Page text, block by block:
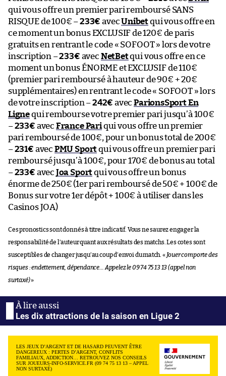
qui vous offre un premier pari remboursé SANS
RISQUE de 100€ –233€ avecUnibetqui vous offre en
ce moment un bonus EXCLUSIF de 120€ de paris
gratuits en rentrant le code « SOFOOT » lors de votre
inscription –233€ avec NetBetqui vous offre en ce
moment un bonus ÉNORME et EXCLUSIF de 110€
(premier pari remboursé à hauteur de 90€ + 20€
supplémentaires) en rentrant le code « SOFOOT » lors
de votre inscription –242€ avecParionsSport En
Lignequi rembourse votre premier pari jusqu’à 100€
–233€ avec France Pariqui vous offre un premier
pari remboursé de 100€, pour un bonus total de 200€
–231€ avec PMU Sportqui vous offre un premier pari
remboursé jusqu’à 100€, pour 170€ de bonus au total
–233€ avec Joa Sportqui vous offre un bonus
énorme de 250€ (1er pari remboursé de 50€ + 100€ de
Bonus sur votre 1er dépôt + 100€ à utiliser dans les
Casinos JOA)
Ces pronostics sont donnés à titre indicatif. Vous ne saurez engager la
responsabilité de l’auteur quant aux résultats des matchs. Les cotes sont
susceptibles de changer jusqu’au coup d’envoi du match. « Jouer comporte des
risques : endettement, dépendance… Appelez le 09 74 75 13 13 (appel non
surtaxé)»
Les dix attractions de la saison en Ligue 2
LES JEUX D’ARGENT ET DE HASARD PEUVENT ÊTRE
DANGEREUX : PERTES D’ARGENT, CONFLITS
FAMILIAUX, ADDICTION… RETROUVEZ NOS CONSEILS
SUR JOUEURS-INFO-SERVICE.FR (09 74 75 13 13 – APPEL
NON SURTAXÉ)